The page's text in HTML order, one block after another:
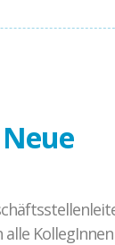
alle